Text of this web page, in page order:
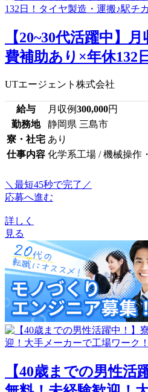
【20~30代活躍中】
費補助あり×年休132
UTエージェント株式会社
給与 月収例300,000円
勤務地
静岡県 三島市
寮・社宅 あり
仕事内容 化学系工場 / 機械操作
＼最短45秒で完了／
応募へ進む
詳しく
見る
【40歳までの男性活